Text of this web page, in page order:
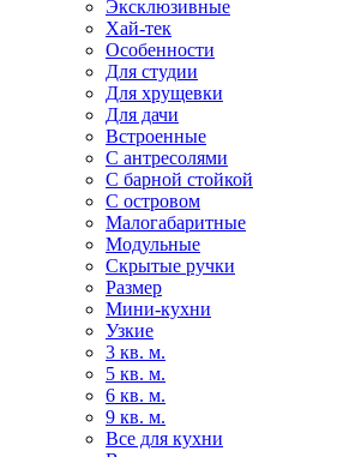
Эксклюзивные
Хай-тек
Особенности
Для студии
Для хрущевки
Для дачи
Встроенные
С антресолями
С барной стойкой
С островом
Малогабаритные
Модульные
Скрытые ручки
Размер
Мини-кухни
Узкие
3 кв. м.
5 кв. м.
6 кв. м.
9 кв. м.
Все для кухни